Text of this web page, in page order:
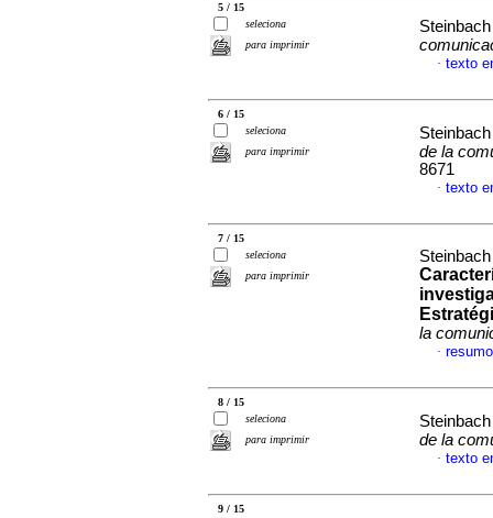
5 / 15
seleciona
para imprimir
· texto
6 / 15
seleciona
para imprimir
de la
8671
· texto
7 / 15
seleciona
para imprimir
la
·
8 / 15
seleciona
para imprimir
de la
· texto
9 / 15